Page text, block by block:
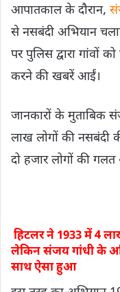
आपातकाल के दौरान,
से नसबंदी अभियान
पर पुलिस द्वारा गांवों
करने की खबरें आईं।
जानकारों के मुताबिक
लाख लोगों की नसबंदी
दो हजार लोगों की
हिटलर ने 1933 में 4
लेकिन संजय गांधी के
साथ ऐसा हुआ